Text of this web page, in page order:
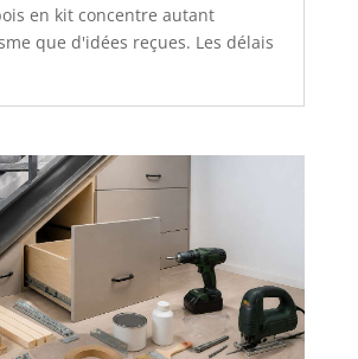
en kit concentre autant
que d'idées reçues. Les délais